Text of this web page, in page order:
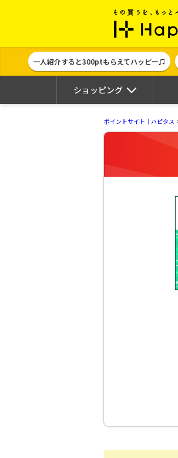
一人紹介すると300ptもらえてハッピー♫
ショッピング
ポイントサイト｜ハピタス